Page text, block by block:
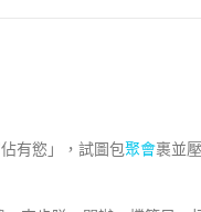
有慾」，試圖包聚會裹並壓